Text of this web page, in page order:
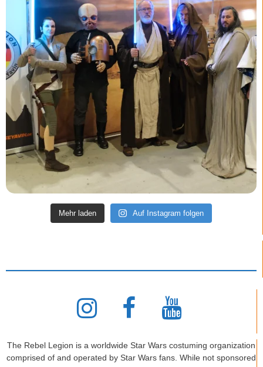
Mehr laden Auf Instagram folgen
The Rebel Legion is a worldwide Star Wars costuming organization
comprised of and operated by Star Wars fans. While not sponsored